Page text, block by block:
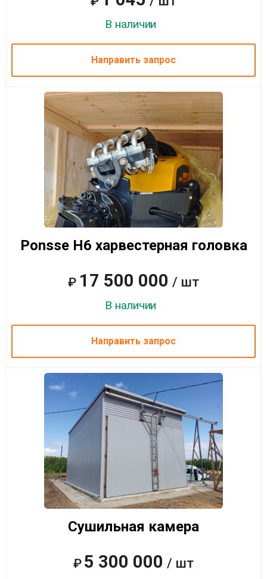
В наличии
Направить запрос
Ponsse H6 харвестерная головка
₽ 17 500 000 / шт
В наличии
Направить запрос
Сушильная камера
₽ 5 300 000 / шт